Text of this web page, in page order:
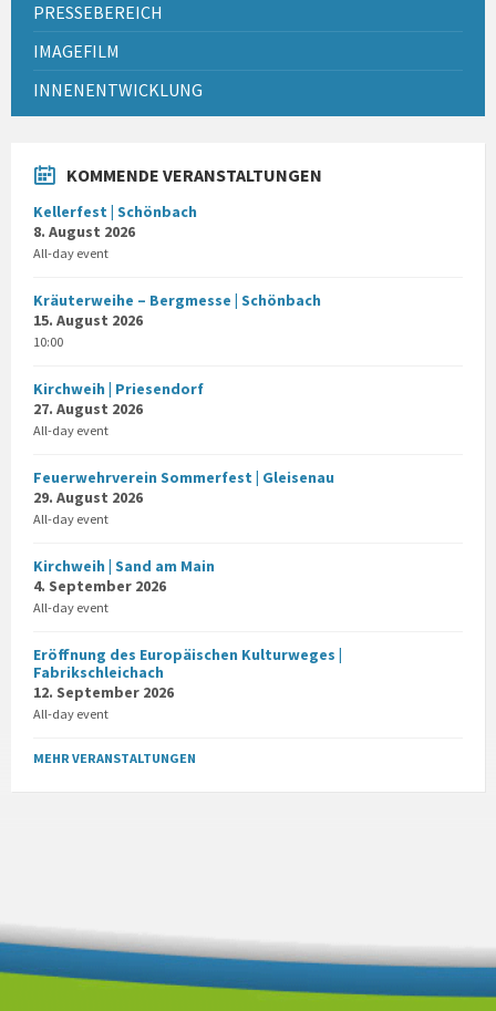
PRESSEBEREICH
IMAGEFILM
INNENENTWICKLUNG
KOMMENDE VERANSTALTUNGEN
Kellerfest | Schönbach
8. August 2026
All-day event
Kräuterweihe – Bergmesse | Schönbach
15. August 2026
10:00
Kirchweih | Priesendorf
27. August 2026
All-day event
Feuerwehrverein Sommerfest | Gleisenau
29. August 2026
All-day event
Kirchweih | Sand am Main
4. September 2026
All-day event
Eröffnung des Europäischen Kulturweges |
Fabrikschleichach
12. September 2026
All-day event
MEHR VERANSTALTUNGEN